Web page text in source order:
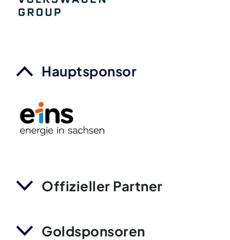
Hauptsponsor
Offizieller Partner
Goldsponsoren